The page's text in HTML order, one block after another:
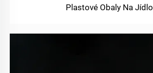
Plastové Obaly Na Jídlo